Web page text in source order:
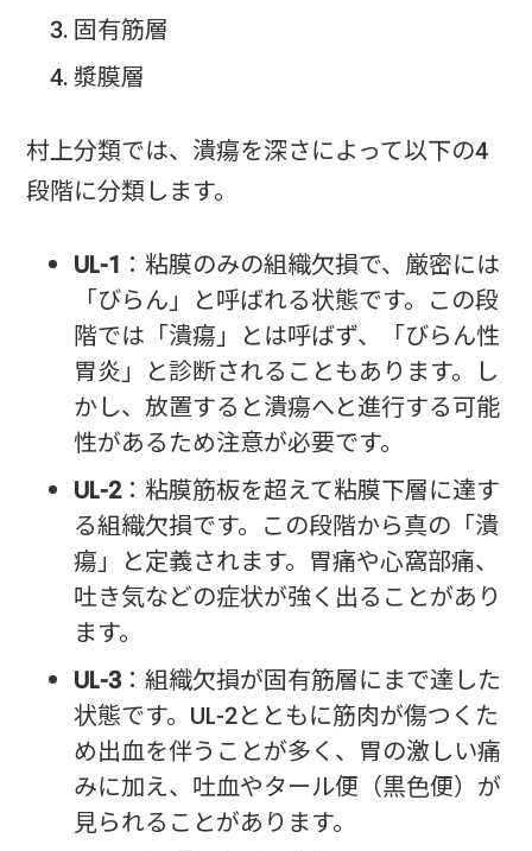
固有筋層
漿膜層
村上分類では、潰瘍を深さによって以下の4
段階に分類します。
UL-1 ：粘膜のみの組織欠損で、厳密には
「びらん」と呼ばれる状態です。この段
階では「潰瘍」とは呼ばず、「びらん性
胃炎」と診断されることもあります。し
かし、放置すると潰瘍へと進行する可能
性があるため注意が必要です。
UL-2：粘膜筋板を超えて粘膜下層に達す
る組織欠損です。この段階から真の「潰
瘍」と定義されます。胃痛や心窩部痛、
吐き気などの症状が強く出ることがあり
ます。
UL-3 ：組織欠損が固有筋層にまで達した
状態です。UL-2とともに筋肉が傷つくた
め出血を伴うことが多く、胃の激しい痛
みに加え、吐血やタール便（黒色便）が
見られることがあります。